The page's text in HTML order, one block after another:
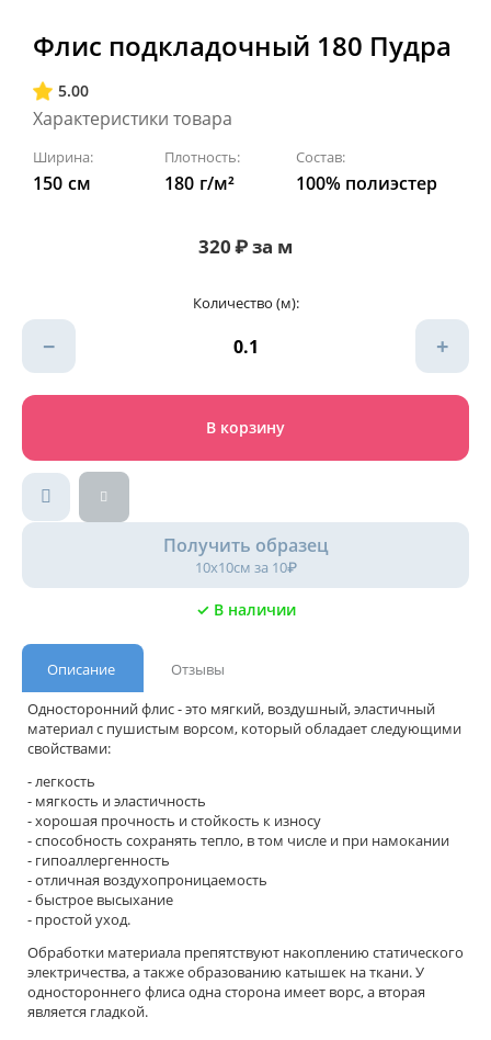
Флис подкладочный 180 Пудра
5.00
Характеристики товара
Ширина:
150 см
Плотность:
180 г/м²
Состав:
100% полиэстер
320₽за м
Количество (м):
− +
В корзину
Получить образец
10х10см за 10₽
✓ В наличии
Описание
Отзывы
Односторонний флис - это мягкий, воздушный, эластичный
материал с пушистым ворсом, который обладает следующими
свойствами:
- легкость
- мягкость и эластичность
- хорошая прочность и стойкость к износу
- способность сохранять тепло, в том числе и при намокании
- гипоаллергенность
- отличная воздухопроницаемость
- быстрое высыхание
- простой уход.
Обработки материала препятствуют накоплению статического
электричества, а также образованию катышек на ткани. У
одностороннего флиса одна сторона имеет ворс, а вторая
является гладкой.